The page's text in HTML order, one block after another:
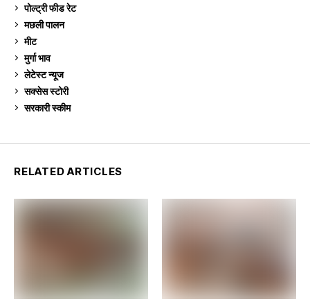
पोल्ट्री फीड रेट
मछली पालन
मीट
मुर्गा भाव
लेटेस्ट न्यूज
सक्सेस स्टो‍री
सरकारी स्की‍म
RELATED ARTICLES